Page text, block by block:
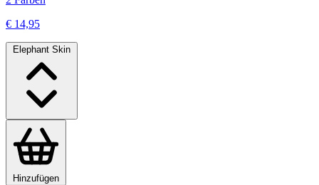
€ 14,95
Elephant Skin
Hinzufügen